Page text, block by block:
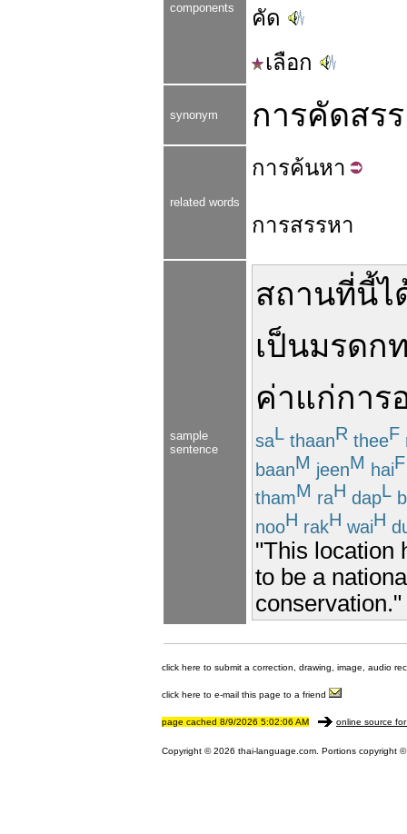
components
คัด
เลือก
synonym การคัดสรร
related words
การค้นหา
การสรรหา
sample
sentence
สถานที่นี้ไ
เป็นมรดก
ค่าแก่การ
saL thaanR theeF
baanM jeenM haiF
thamM raH dapL
nooH rakH waiH
"This location
to be a
conservation."
click here to submit a correction, drawing, image, audio
click here to e-mail this page to a friend
page cached 8/9/2026 5:02:06 AM online source
Copyright © 2026 thai-language.com. Portions copyright